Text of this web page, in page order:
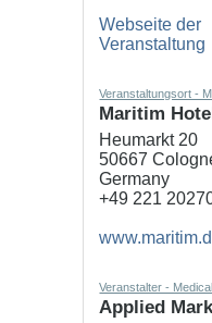
Webseite der
Veranstaltung
Veranstaltungsort -
Maritim
Heumarkt 20
50667
Germany
+49 221
Veranstalter -
Applied